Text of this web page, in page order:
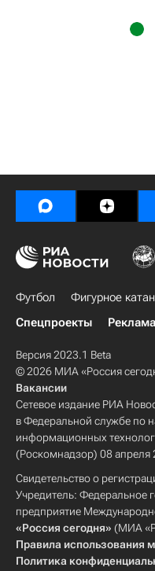
Футбол Фигурное
Спецпроекты
Реклама
Версия 2023.1 Beta
© 2026 МИА «Россия
Вакансии
Сетевое издание РИА
в Федеральной службе по
информационных
(Роскомнадзор) 08 апреля
Свидетельство о
Учредитель: Федеральное
предприятие
«Россия сегодня» (МИА
Правила использования
Политика